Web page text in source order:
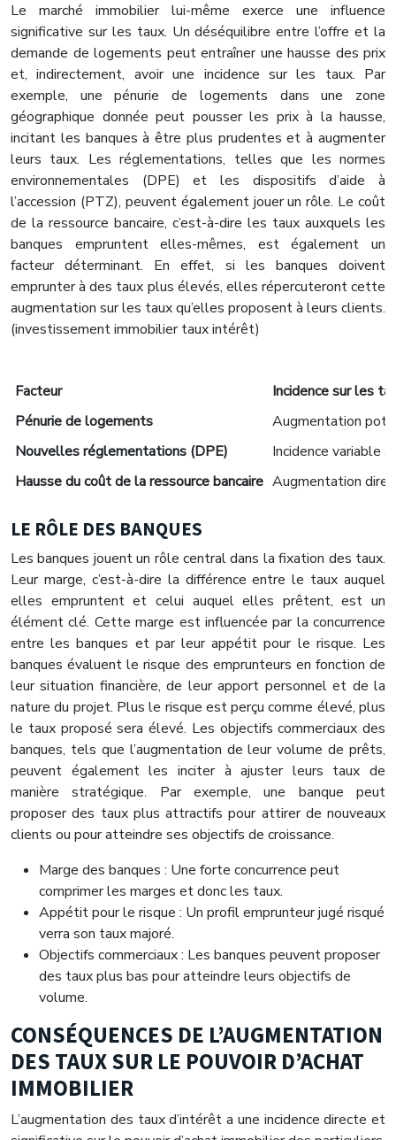
Le marché immobilier lui-même exerce une influence
significative sur les taux. Un déséquilibre entre l’offre et la
demande de logements peut entraîner une hausse des prix
et, indirectement, avoir une incidence sur les taux. Par
exemple, une pénurie de logements dans une zone
géographique donnée peut pousser les prix à la hausse,
incitant les banques à être plus prudentes et à augmenter
leurs taux. Les réglementations, telles que les normes
environnementales (DPE) et les dispositifs d’aide à
l’accession (PTZ), peuvent également jouer un rôle. Le coût
de la ressource bancaire, c’est-à-dire les taux auxquels les
banques empruntent elles-mêmes, est également un
facteur déterminant. En effet, si les banques doivent
emprunter à des taux plus élevés, elles répercuteront cette
augmentation sur les taux qu’elles proposent à leurs clients.
(investissement immobilier taux intérêt)
Facteur
Incidence sur les
Pénurie de logements
Augmentation
Nouvelles réglementations (DPE)
Incidence variable
Hausse du coût de la ressource bancaire Augmentation
LE RÔLE DES BANQUES
Les banques jouent un rôle central dans la fixation des taux.
Leur marge, c’est-à-dire la différence entre le taux auquel
elles empruntent et celui auquel elles prêtent, est un
élément clé. Cette marge est influencée par la concurrence
entre les banques et par leur appétit pour le risque. Les
banques évaluent le risque des emprunteurs en fonction de
leur situation financière, de leur apport personnel et de la
nature du projet. Plus le risque est perçu comme élevé, plus
le taux proposé sera élevé. Les objectifs commerciaux des
banques, tels que l’augmentation de leur volume de prêts,
peuvent également les inciter à ajuster leurs taux de
manière stratégique. Par exemple, une banque peut
proposer des taux plus attractifs pour attirer de nouveaux
clients ou pour atteindre ses objectifs de croissance.
Marge des banques : Une forte concurrence peut
comprimer les marges et donc les taux.
Appétit pour le risque : Un profil emprunteur jugé risqué
verra son taux majoré.
Objectifs commerciaux : Les banques peuvent proposer
des taux plus bas pour atteindre leurs objectifs de
volume.
CONSÉQUENCES DE L’AUGMENTATION
DES TAUX SUR LE POUVOIR D’ACHAT
IMMOBILIER
L’augmentation des taux d’intérêt a une incidence directe et